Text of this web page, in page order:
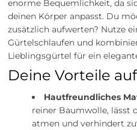
enorme Bequemlichkeit, da
deinen Körper anpasst. Du
zusätzlich aufwerten? Nutze
Gürtelschlaufen und
Lieblingsgürtel für ein
Deine Vorteile
Hautfreundliches
reiner Baumwolle, lässt
atmen und verhindert